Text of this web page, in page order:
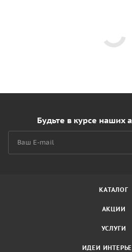
Будьте в курсе наших
КАТАЛОГ
АКЦИИ
УСЛУГИ
ИДЕИ